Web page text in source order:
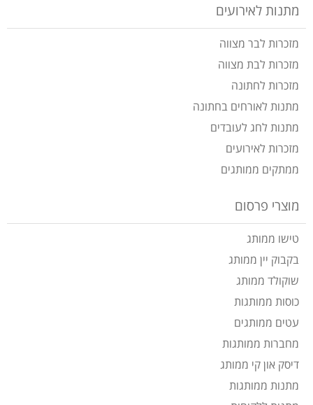
מתנות לאירועים
מזכרות לבר מצווה
מזכרות לבת מצווה
מזכרות לחתונה
מתנות לאורחים בחתונה
מתנות לחג לעובדים
מזכרות לאירועים
ממתקים ממותגים
מוצרי פרסום
טישו ממותג
בקבוק יין ממותג
שוקולד ממותג
כוסות ממותגות
עטים ממותגים
מחברות ממותגות
דיסק און קי ממותג
מתנות ממותגות